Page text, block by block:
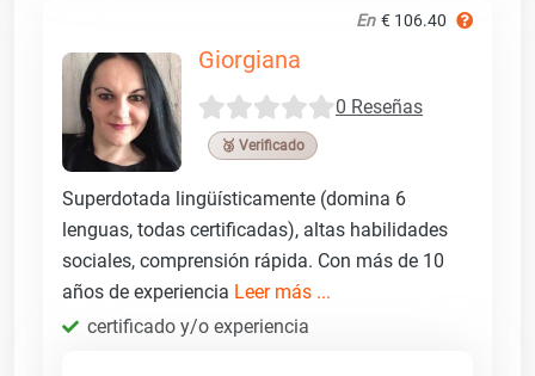
En € 106.40
Giorgiana
0 Reseñas
🥉 Verificado
Superdotada lingüísticamente (domina 6
lenguas, todas certificadas), altas habilidades
sociales, comprensión rápida. Con más de 10
años de experiencia Leer más ...
certificado y/o experiencia